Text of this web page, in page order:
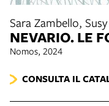
Sara Zambello,
NEVARIO. LE
Nomos, 2024
CONSULTA IL